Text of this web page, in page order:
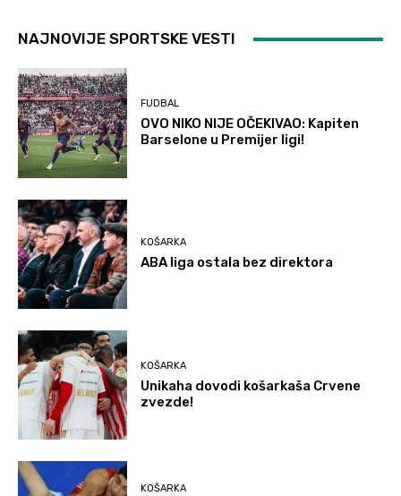
NAJNOVIJE SPORTSKE VESTI
FUDBAL
OVO NIKO NIJE OČEKIVAO: Kapiten
Barselone u Premijer ligi!
KOŠARKA
ABA liga ostala bez direktora
KOŠARKA
Unikaha dovodi košarkaša Crvene
zvezde!
KOŠARKA